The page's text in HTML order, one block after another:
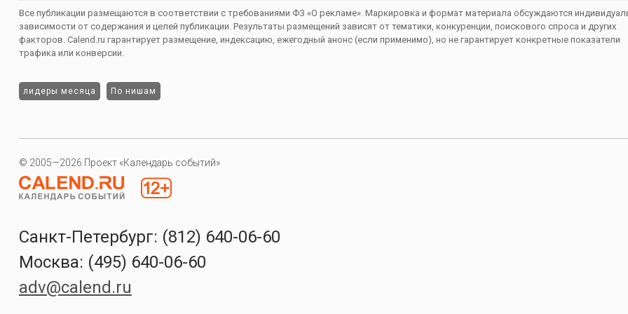
Все публикации размещаются в соответствии с требованиями ФЗ «О рекламе». Маркировка и формат материала обсуждаются
зависимости от содержания и целей публикации. Результаты размещений зависят от тематики, конкуренции, поискового спроса и других
факторов. Calend.ru гарантирует размещение, индексацию, ежегодный анонс (если применимо), но не гарантирует конкретные показатели
трафика или конверсии.
лидеры месяца По нишам
© 2005—2026 Проект «Календарь событий»
Санкт-Петербург: (812) 640-06-60
Москва: (495) 640-06-60
adv@calend.ru